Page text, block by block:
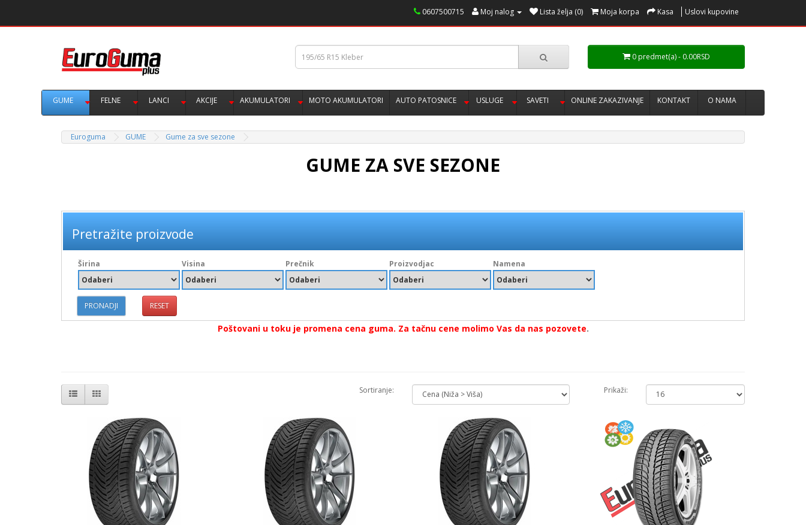
0607500715 Moj nalog Lista želja (0) Moja korpa Kasa Uslovi kupovine
0 predmet(a) - 0.00RSD
GUME FELNE LANCI AKCIJE AKUMULATORI MOTO AKUMULATORI AUTO PATOSNICE USLUGE SAVETI ONLINE ZAKAZIVANJE KONTAKT O NAMA
Euroguma GUME Gume za sve sezone
GUME ZA SVE SEZONE
Pretražite proizvode
Širina Visina Prečnik Proizvodjac Namena
PRONADJI RESET
Poštovani u toku je promena cena guma. Za tačnu cene molimo Vas da nas pozovete.
Sortiranje: Prikaži: